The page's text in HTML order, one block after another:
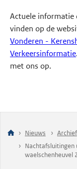
Actuele informatie
vinden op de
Vonderen -
Verkeersinformatie
met ons op.
Nieuws Archief
Nachtafsluitingen
waelschenheuvel